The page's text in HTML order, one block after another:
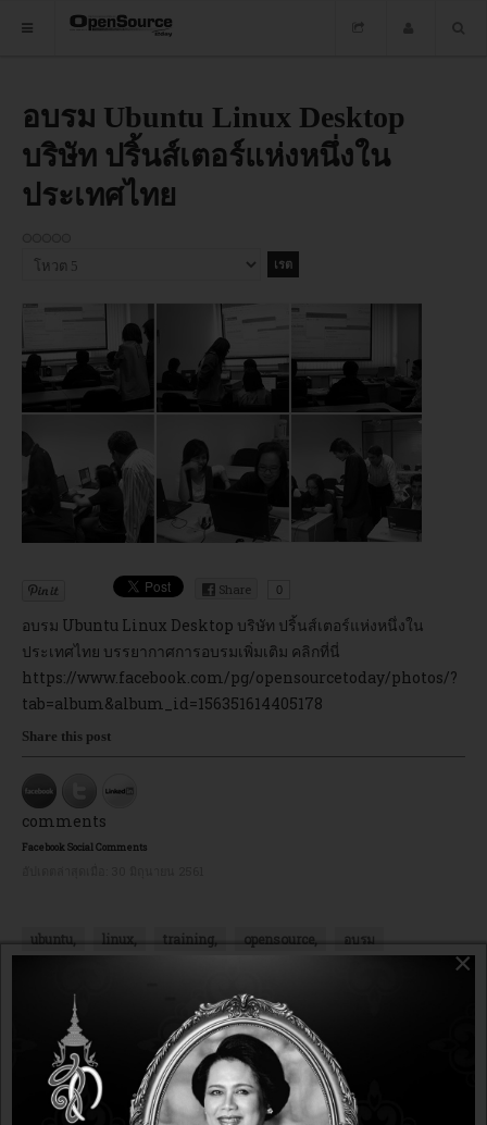
ซอฟต์แวร์
ข่าว
HOME
DOWNLOAD
อบรม Ubuntu Linux Desktop
บริษัท ปริ้นส์เตอร์แห่งหนึ่งใน
ประเทศไทย
กรุณา
คะแนน
Share 0
อบรม Ubuntu Linux Desktop บริษัท ปริ้นส์เตอร์แห่งหนึ่งใน
ประเทศไทย บรรยากาศการอบรมเพิ่มเติม คลิกที่นี่
https://www.facebook.com/pg/opensourcetoday/photos/?
tab=album&album_id=156351614405178
Share this post
comments
Facebook Social Comments
ubuntu, linux, training, opensource,
อบรม
YOU MAY ALSO LIKE:
×